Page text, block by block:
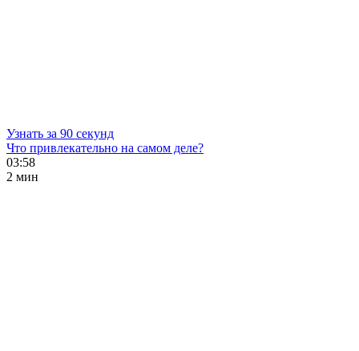
Узнать за 90 секунд
Что привлекательно на самом деле?
03:58
2 мин